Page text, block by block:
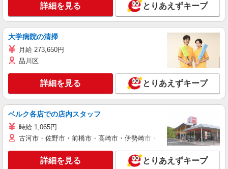
詳細を見る とりあえずキープ
大学病院の清掃
月給 273,650円
品川区
詳細を見る とりあえずキープ
ベルク各店での店内スタッフ
時給 1,065円
古河市・佐野市・前橋市・高崎市・伊勢崎市・太田市・館林市・藤
詳細を見る とりあえずキープ